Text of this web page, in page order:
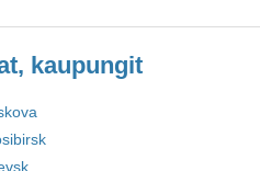
kaupungit